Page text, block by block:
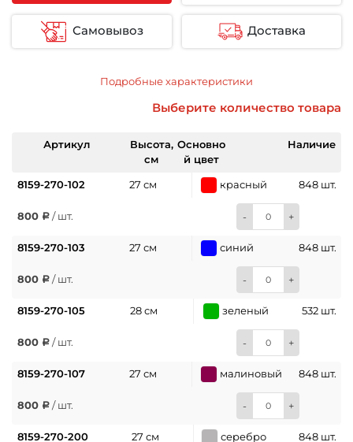
Самовывоз Доставка
Подробные характеристики
Выберите количество товара
Артикул
Высота,
см
Основно
й цвет
Наличие
8159-270-102 27 см красный 848 шт.
800 / шт. - +
8159-270-103 27 см синий 848 шт.
800 / шт. - +
8159-270-105 28 см зеленый 532 шт.
800 / шт. - +
8159-270-107 27 см малиновый 848 шт.
800 / шт. - +
8159-270-200 27 см серебро 848 шт.